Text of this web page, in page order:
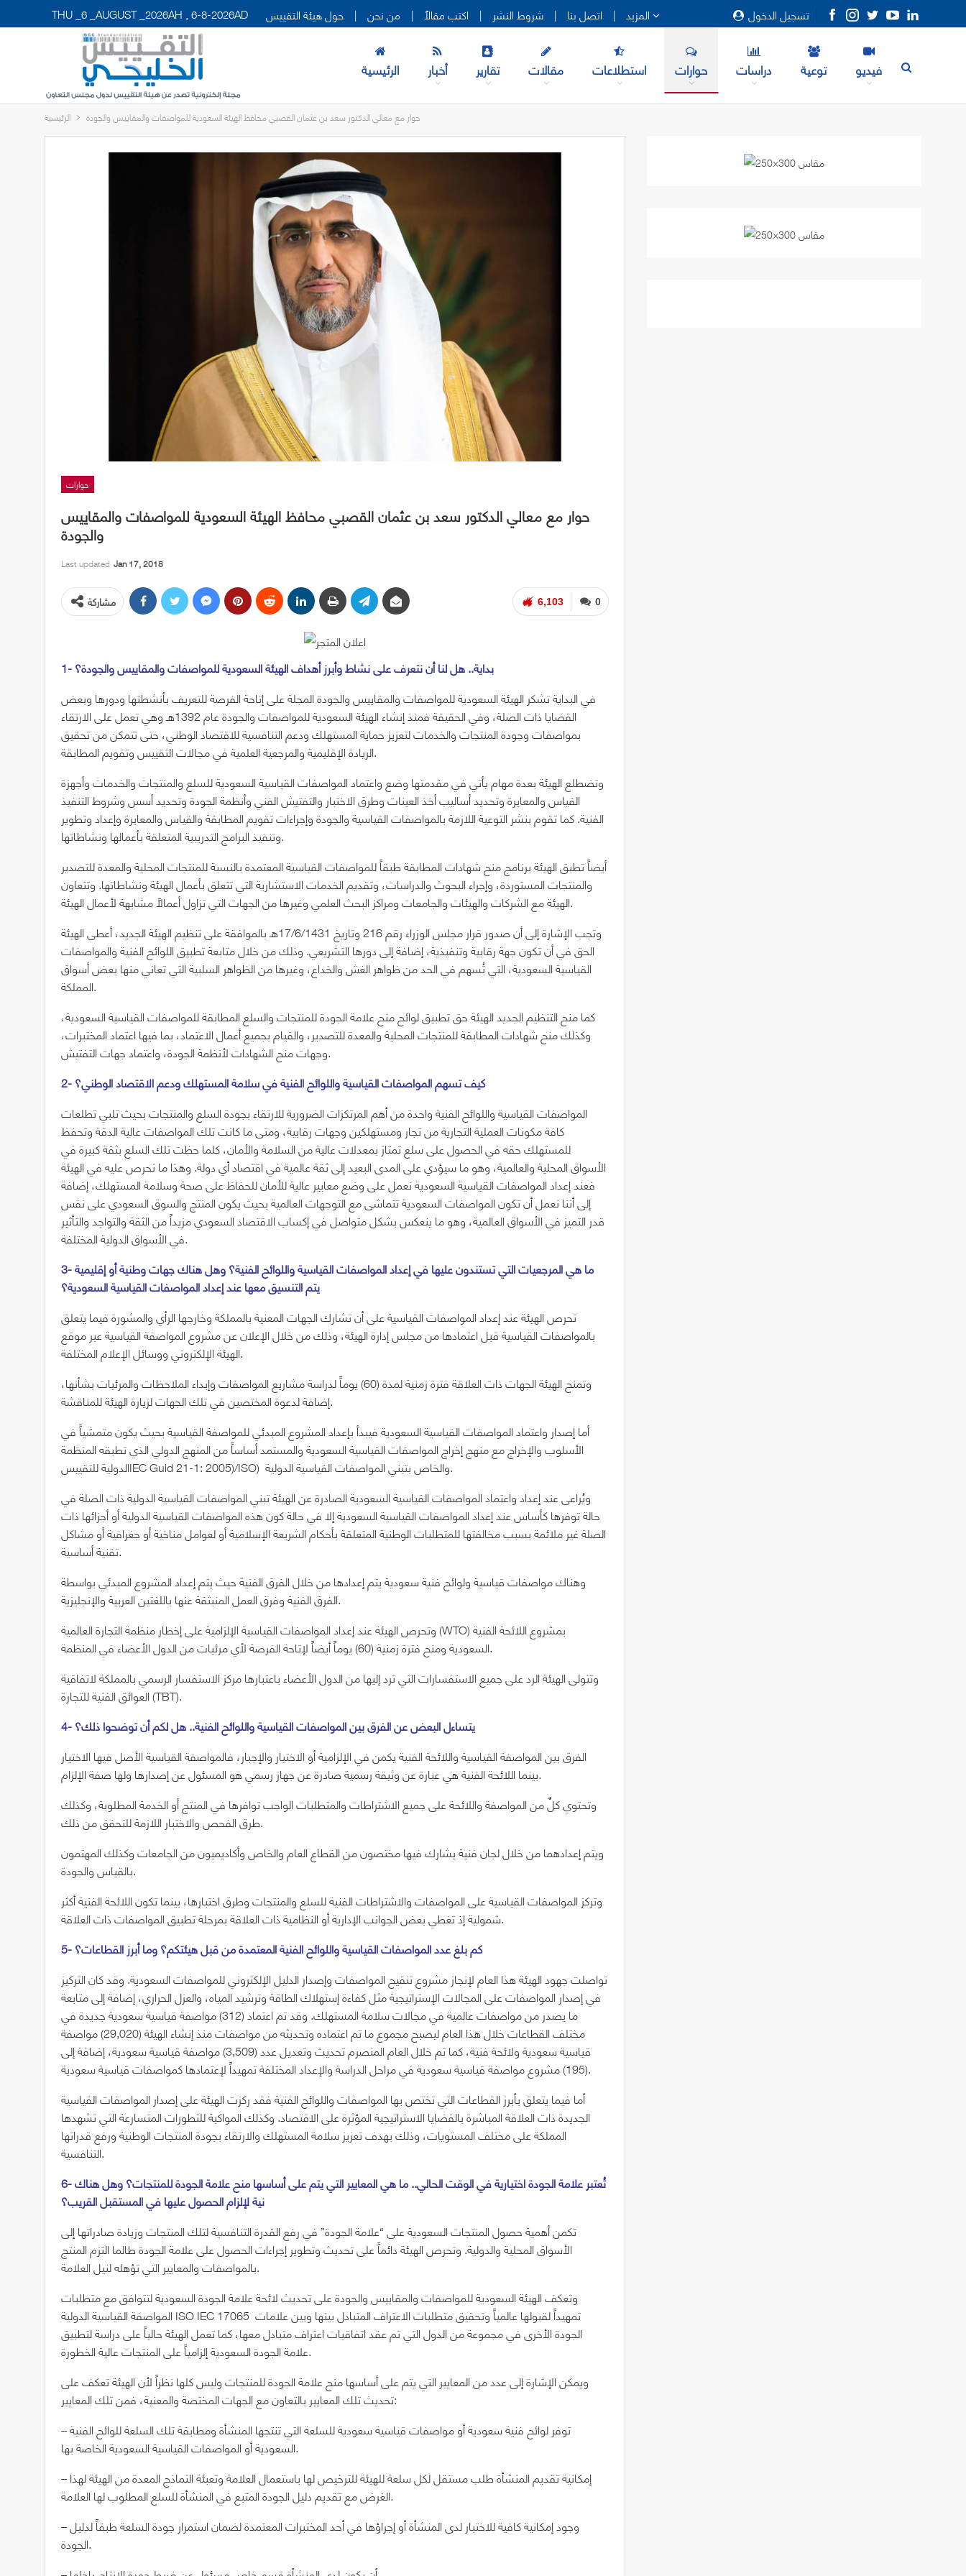
تسجيل الدخول THU _6 _AUGUST _2026AH , 6-8-2026AD حول هيئة التقييس | من نحن | اكتب مقالاً | شروط النشر | اتصل بنا |
الرئيسية أخبار تقارير مقالات استطلاعات حوارات دراسات توعية فيديو
الرئيسية حوار مع معالي الدكتور سعد بن عثمان القصبي محافظ الهيئة السعودية للمواصفات والمقاييس والجودة
حوارات
حوار مع معالي الدكتور سعد بن عثمان القصبي محافظ الهيئة السعودية للمواصفات والمقاييس
والجودة
Last updated Jan 17, 2018
0
6,103 مشاركة
1- بداية.. هل لنا أن نتعرف على نشاط وأبرز أهداف الهيئة السعودية للمواصفات والمقاييس والجودة؟
في البداية تشكر الهيئة السعودية للمواصفات والمقاييس والجودة المجلة على إتاحة الفرصة للتعريف بأنشطتها ودورها وبعض
القضايا ذات الصلة، وفي الحقيقة فمنذ إنشاء الهيئة السعودية للمواصفات والجودة عام 1392هـ وهي تعمل على الارتقاء
بمواصفات وجودة المنتجات والخدمات لتعزيز حماية المستهلك ودعم التنافسية للاقتصاد الوطني، حتى تتمكن من تحقيق
الريادة الإقليمية والمرجعية العلمية في مجالات التقييس وتقويم المطابقة.
وتضطلع الهيئة بعدة مهام يأتي في مقدمتها وضع واعتماد المواصفات القياسية السعودية للسلع والمنتجات والخدمات وأجهزة
القياس والمعايرة وتحديد أساليب أخذ العينات وطرق الاختبار والتفتيش الفني وأنظمة الجودة وتحديد أسس وشروط التنفيذ
الفنية. كما تقوم بنشر التوعية اللازمة بالمواصفات القياسية والجودة وإجراءات تقويم المطابقة والقياس والمعايرة وإعداد وتطوير
وتنفيذ البرامج التدريبية المتعلقة بأعمالها ونشاطاتها.
أيضاً تطبق الهيئة برنامج منح شهادات المطابقة طبقاً للمواصفات القياسية المعتمدة بالنسبة للمنتجات المحلية والمعدة للتصدير
والمنتجات المستوردة، وإجراء البحوث والدراسات، وتقديم الخدمات الاستشارية التي تتعلق بأعمال الهيئة ونشاطاتها. وتتعاون
الهيئة مع الشركات والهيئات والجامعات ومراكز البحث العلمي وغيرها من الجهات التي تزاول أعمالاً مشابهة لأعمال الهيئة.
وتجب الإشارة إلى أن صدور قرار مجلس الوزراء رقم 216 وتاريخ 17/6/1431هـ بالموافقة على تنظيم الهيئة الجديد، أعطى الهيئة
الحق في أن تكون جهة رقابية وتنفيذية، إضافة إلى دورها التشريعي. وذلك من خلال متابعة تطبيق اللوائح الفنية والمواصفات
القياسية السعودية، التي تُسهم في الحد من ظواهر الغش والخداع، وغيرها من الظواهر السلبية التي تعاني منها بعض أسواق
المملكة.
كما منح التنظيم الجديد الهيئة حق تطبيق لوائح منح علامة الجودة للمنتجات والسلع المطابقة للمواصفات القياسية السعودية،
وكذلك منح شهادات المطابقة للمنتجات المحلية والمعدة للتصدير، والقيام بجميع أعمال الاعتماد، بما فيها اعتماد المختبرات،
وجهات منح الشهادات لأنظمة الجودة، واعتماد جهات التفتيش.
2- كيف تسهم المواصفات القياسية واللوائح الفنية في سلامة المستهلك ودعم الاقتصاد الوطني؟
المواصفات القياسية واللوائح الفنية واحدة من أهم المرتكزات الضرورية للارتقاء بجودة السلع والمنتجات بحيث تلبي تطلعات
كافة مكونات العملية التجارية من تجار ومستهلكين وجهات رقابية، ومتى ما كانت تلك المواصفات عالية الدقة وتحفظ
للمستهلك حقه في الحصول على سلع تمتاز بمعدلات عالية من السلامة والأمان، كلما حظت تلك السلع بثقة كبيرة في
الأسواق المحلية والعالمية، وهو ما سيؤدي على المدى البعيد إلى ثقة عالمية في اقتصاد أي دولة. وهذا ما نحرص عليه في الهيئة
فعند إعداد المواصفات القياسية السعودية نعمل على وضع معايير عالية للأمان للحفاظ على صحة وسلامة المستهلك، إضافة
إلى أننا نعمل أن تكون المواصفات السعودية تتماشى مع التوجهات العالمية بحيث يكون المنتج والسوق السعودي على نفس
قدر التميز في الأسواق العالمية، وهو ما ينعكس بشكل متواصل في إكساب الاقتصاد السعودي مزيداً من الثقة والتواجد والتأثير
في الأسواق الدولية المختلفة.
3- ما هي المرجعيات التي تستندون عليها في إعداد المواصفات القياسية واللوائح الفنية؟ وهل هناك جهات وطنية أو إقليمية
يتم التنسيق معها عند إعداد المواصفات القياسية السعودية؟
تحرص الهيئة عند إعداد المواصفات القياسية على أن تشارك الجهات المعنية بالمملكة وخارجها الرأي والمشورة فيما يتعلق
بالمواصفات القياسية قبل اعتمادها من مجلس إدارة الهيئة، وذلك من خلال الإعلان عن مشروع المواصفة القياسية عبر موقع
الهيئة الإلكتروني ووسائل الإعلام المختلفة.
وتمنح الهيئة الجهات ذات العلاقة فترة زمنية لمدة (60) يوماً لدراسة مشاريع المواصفات وإبداء الملاحظات والمرئيات بشأنها،
إضافة لدعوة المختصين في تلك الجهات لزيارة الهيئة للمناقشة.
أما إصدار واعتماد المواصفات القياسية السعودية فيبدأ بإعداد المشروع المبدئي للمواصفة القياسية بحيث يكون متمشياً في
الأسلوب والإخراج مع منهج إخراج المواصفات القياسية السعودية والمستمد أساساً من المنهج الدولي الذي تطبقه المنظمة
الدولية للتقييسIEC Guid 21-1: 2005)/ISO) والخاص بتبني المواصفات القياسية الدولية.
ويُراعى عند إعداد واعتماد المواصفات القياسية السعودية الصادرة عن الهيئة تبني المواصفات القياسية الدولية ذات الصلة في
حالة توفرها كأساس عند إعداد المواصفات القياسية السعودية إلا في حالة كون هذه المواصفات القياسية الدولية أو أجزائها ذات
الصلة غير ملائمة بسبب مخالفتها للمتطلبات الوطنية المتعلقة بأحكام الشريعة الإسلامية أو لعوامل مناخية أو جغرافية أو مشاكل
تقنية أساسية.
وهناك مواصفات قياسية ولوائح فنية سعودية يتم إعدادها من خلال الفرق الفنية حيث يتم إعداد المشروع المبدئي بواسطة
الفرق الفنية وفرق العمل المنبثقة عنها باللغتين العربية والإنجليزية.
وتحرص الهيئة عند إعداد المواصفات القياسية الإلزامية على إخطار منظمة التجارة العالمية (WTO) بمشروع اللائحة الفنية
السعودية ومنح فترة زمنية (60) يوماً أيضاً لإتاحة الفرصة لأي مرئيات من الدول الأعضاء في المنظمة.
وتتولى الهيئة الرد على جميع الاستفسارات التي ترد إليها من الدول الأعضاء باعتبارها مركز الاستفسار الرسمي بالمملكة لاتفاقية
العوائق الفنية للتجارة (TBT).
4- يتساءل البعض عن الفرق بين المواصفات القياسية واللوائح الفنية.. هل لكم أن توضحوا ذلك؟
الفرق بين المواصفة القياسية واللائحة الفنية يكمن في الإلزامية أو الاختيار والإجبار، فالمواصفة القياسية الأصل فيها الاختيار
بينما اللائحة الفنية هي عبارة عن وثيقة رسمية صادرة عن جهاز رسمي هو المسئول عن إصدارها ولها صفة الإلزام.
وتحتوي كلٌ من المواصفة واللائحة على جميع الاشتراطات والمتطلبات الواجب توافرها في المنتج أو الخدمة المطلوبة، وكذلك
طرق الفحص والاختبار اللازمة للتحقق من ذلك.
ويتم إعدادهما من خلال لجان فنية يشارك فيها مختصون من القطاع العام والخاص وأكاديميون من الجامعات وكذلك المهتمون
بالقياس والجودة.
وتركز المواصفات القياسية على المواصفات والاشتراطات الفنية للسلع والمنتجات وطرق اختبارها، بينما تكون اللائحة الفنية أكثر
شمولية إذ تغطي بعض الجوانب الإدارية أو النظامية ذات العلاقة بمرحلة تطبيق المواصفات ذات العلاقة.
5- كم بلغ عدد المواصفات القياسية واللوائح الفنية المعتمدة من قبل هيئتكم؟ وما أبرز القطاعات؟
تواصلت جهود الهيئة هذا العام لإنجاز مشروع تنقيح المواصفات وإصدار الدليل الإلكتروني للمواصفات السعودية. وقد كان التركيز
في إصدار المواصفات على المجالات الإستراتيجية مثل كفاءة إستهلاك الطاقة وترشيد المياه، والعزل الحراري، إضافة إلى متابعة
ما يصدر من مواصفات عالمية في مجالات سلامة المستهلك. وقد تم اعتماد (312) مواصفة قياسية سعودية جديدة في
مختلف القطاعات خلال هذا العام ليصبح مجموع ما تم اعتماده وتحديثه من مواصفات منذ إنشاء الهيئة (29,020) مواصفة
قياسية سعودية ولائحة فنية، كما تم خلال العام المنصرم تحديث وتعديل عدد (3,509) مواصفة قياسية سعودية، إضافة إلى
(195) مشروع مواصفة قياسية سعودية في مراحل الدراسة والإعداد المختلفة تمهيداً لإعتمادها كمواصفات قياسية سعودية.
أما فيما يتعلق بأبرز القطاعات التي تختص بها المواصفات واللوائح الفنية فقد ركزت الهيئة على إصدار المواصفات القياسية
الجديدة ذات العلاقة المباشرة بالقضايا الاستراتيجية المؤثرة على الاقتصاد. وكذلك المواكبة للتطورات المتسارعة التي تشهدها
المملكة على مختلف المستويات، وذلك بهدف تعزيز سلامة المستهلك والارتقاء بجودة المنتجات الوطنية ورفع قدراتها
التنافسية.
6- تُعتبر علامة الجودة اختيارية في الوقت الحالي.. ما هي المعايير التي يتم على أساسها منح علامة الجودة للمنتجات؟ وهل هناك
نية لإلزام الحصول عليها في المستقبل القريب؟
تكمن أهمية حصول المنتجات السعودية على “علامة الجودة” في رفع القدرة التنافسية لتلك المنتجات وزيادة صادراتها إلى
الأسواق المحلية والدولية. وتحرص الهيئة دائماً على تحديث وتطوير إجراءات الحصول على علامة الجودة طالما التزم المنتج
بالمواصفات والمعايير التي تؤهله لنيل العلامة.
وتعكف الهيئة السعودية للمواصفات والمقاييس والجودة على تحديث لائحة علامة الجودة السعودية لتتوافق مع متطلبات
المواصفة القياسية الدولية ISO IEC 17065 تمهيداً لقبولها عالمياً وتحقيق متطلبات الاعتراف المتبادل بينها وبين علامات
الجودة الأخرى في مجموعة من الدول التي تم عقد اتفاقيات اعتراف متبادل معها، كما تعمل الهيئة حالياً على دراسة لتطبيق
علامة الجودة السعودية إلزامياً على المنتجات عالية الخطورة.
ويمكن الإشارة إلى عدد من المعايير التي يتم على أساسها منح علامة الجودة للمنتجات وليس كلها نظراً لأن الهيئة تعكف على
تحديث تلك المعايير بالتعاون مع الجهات المختصة والمعنية، فمن تلك المعايير:
– توفر لوائح فنية سعودية أو مواصفات قياسية سعودية للسلعة التي تنتجها المنشأة ومطابقة تلك السلعة للوائح الفنية
السعودية أو المواصفات القياسية السعودية الخاصة بها.
– إمكانية تقديم المنشأة طلب مستقل لكل سلعة للهيئة للترخيص لها باستعمال العلامة وتعبئة النماذج المعدة من الهيئة لهذا
الغرض مع تقديم دليل الجودة المتبع في المنشأة للسلع المطلوب لها العلامة.
– وجود إمكانية كافية للاختبار لدى المنشأة أو إجراؤها في أحد المختبرات المعتمدة لضمان استمرار جودة السلعة طبقاً لدليل
الجودة.